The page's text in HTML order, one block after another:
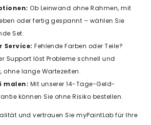
Ob Leinwand ohne Rahmen, mit
oder fertig gespannt – wählen Sie
Set.
Service: Fehlende Farben oder Teile?
Support löst Probleme schnell und
ohne lange Wartezeiten.
malen: Mit unserer 14-Tage-Geld-
können Sie ohne Risiko bestellen.
und vertrauen Sie myPaintLab für Ihre